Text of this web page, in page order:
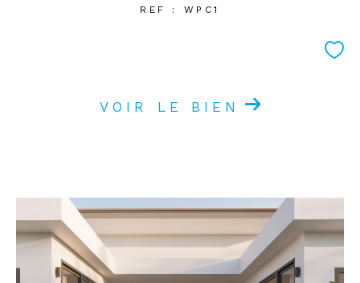
REF : WPC1
VOIR LE BIEN